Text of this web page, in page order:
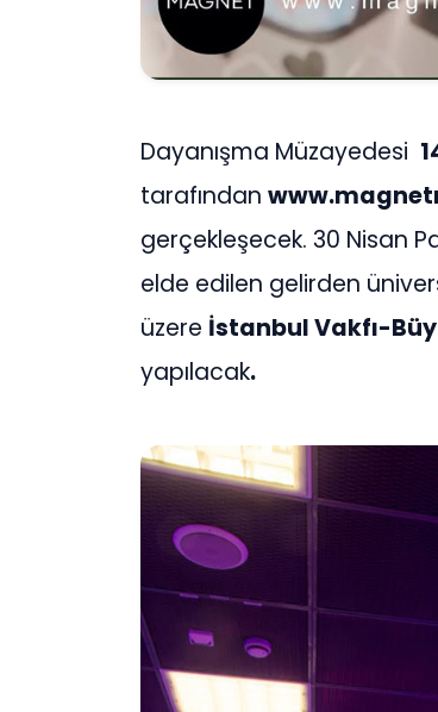
Dayanışma Müzayedesi
tarafından
gerçekleşecek. 30 Nisan
elde edilen gelirden
üzere İstanbul Vakfı-B
yapılacak.